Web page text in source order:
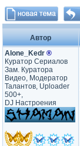
Автор
Alone_Kedr ®
Куратор Сериалов
Зам. Куратора
Видео, Модератор
Талантов, Uploader
500+,
DJ Настроения